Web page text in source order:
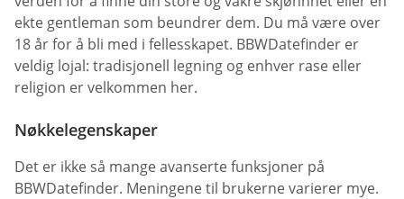
ekte gentleman som beundrer dem. Du må være over
18 år for å bli med i fellesskapet. BBWDatefinder er
veldig lojal: tradisjonell legning og enhver rase eller
religion er velkommen her.
Nøkkelegenskaper
Det er ikke så mange avanserte funksjoner på
BBWDatefinder. Meningene til brukerne varierer mye.